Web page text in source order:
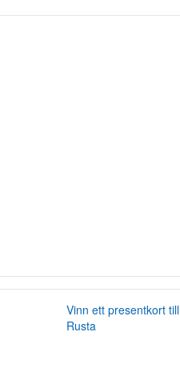
Vinn ett presentkort till
Rusta